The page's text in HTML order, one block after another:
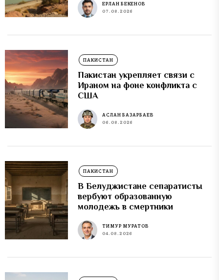
ЕРЛАН БЕКЕНОВ
07.08.2026
ПАКИСТАН
Пакистан укрепляет связи с
Ираном на фоне конфликта с
США
АСЛАН БАЗАРБАЕВ
06.08.2026
ПАКИСТАН
В Белуджистане сепаратисты
вербуют образованную
молодежь в смертники
ТИМУР МУРАТОВ
04.08.2026